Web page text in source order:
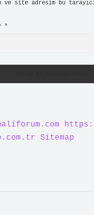
ve site adresim bu
*
Sitemap